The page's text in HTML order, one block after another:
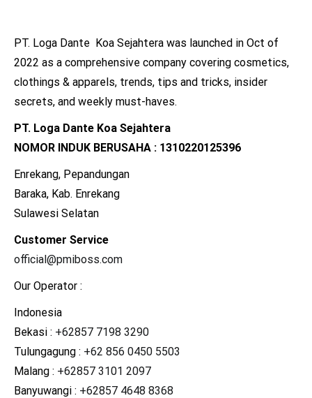
PT. Loga Dante Koa Sejahtera was launched in Oct of
2022 as a comprehensive company covering cosmetics,
clothings & apparels, trends, tips and tricks, insider
secrets, and weekly must-haves.
PT. Loga Dante Koa Sejahtera
NOMOR INDUK BERUSAHA : 1310220125396
Enrekang, Pepandungan
Baraka, Kab. Enrekang
Sulawesi Selatan
Customer Service
official@pmiboss.com
Our Operator :
Indonesia
Bekasi : +62857 7198 3290
Tulungagung : +62 856 0450 5503
Malang : +62857 3101 2097
Banyuwangi : +62857 4648 8368